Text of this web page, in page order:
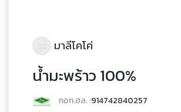
มาลีโคโค่
น้ำมะพร้าว 100%
กอท.ฮล. :914742840257